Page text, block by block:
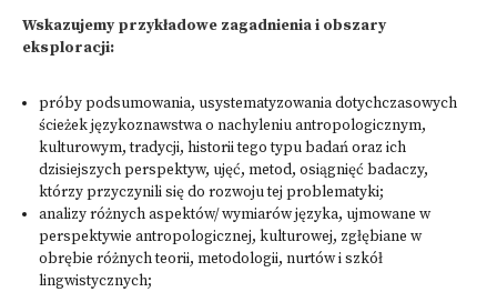
Wskazujemy przykładowe zagadnienia i obszary
eksploracji:
próby podsumowania, usystematyzowania dotychczasowych
ścieżek językoznawstwa o nachyleniu antropologicznym,
kulturowym, tradycji, historii tego typu badań oraz ich
dzisiejszych perspektyw, ujęć, metod, osiągnięć badaczy,
którzy przyczynili się do rozwoju tej problematyki;
analizy różnych aspektów/ wymiarów języka, ujmowane w
perspektywie antropologicznej, kulturowej, zgłębiane w
obrębie różnych teorii, metodologii, nurtów i szkół
lingwistycznych;